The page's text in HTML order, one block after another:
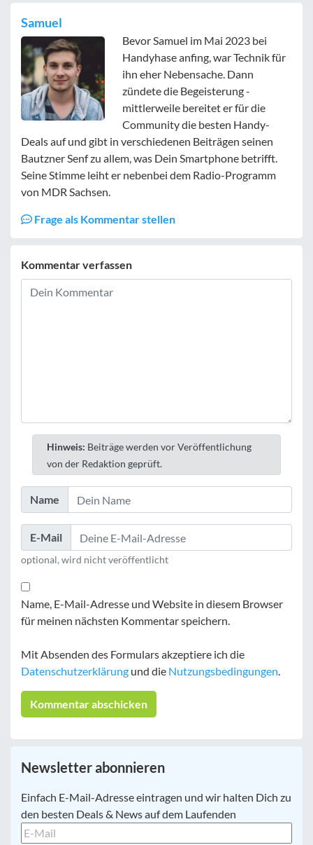
Samuel
Bevor Samuel im Mai 2023 bei
Handyhase anfing, war Technik für
ihn eher Nebensache. Dann
zündete die Begeisterung -
mittlerweile bereitet er für die
Community die besten Handy-
Deals auf und gibt in verschiedenen Beiträgen seinen
Bautzner Senf zu allem, was Dein Smartphone betrifft.
Seine Stimme leiht er nebenbei dem Radio-Programm
von MDR Sachsen.
Frage als Kommentar stellen
Kommentar verfassen
Hinweis: Beiträge werden vor Veröffentlichung
von der Redaktion geprüft.
Name
E-Mail
optional, wird nicht veröffentlicht
Name, E-Mail-Adresse und Website in diesem Browser
für meinen nächsten Kommentar speichern.
Mit Absenden des Formulars akzeptiere ich die
Datenschutzerklärung und die Nutzungsbedingungen.
Newsletter abonnieren
E-
Mail *
Einfach E-Mail-Adresse eintragen und wir halten Dich zu
den besten Deals & News auf dem Laufenden